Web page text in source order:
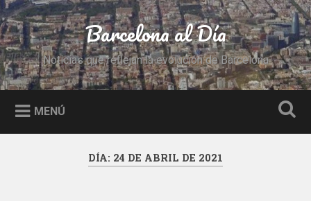
Saltar
al
contenido
Buscar Barcelona al Día
Noticias que reflejan la evolución de Barcelona
MENÚ
DÍA: 24 DE ABRIL DE 2021